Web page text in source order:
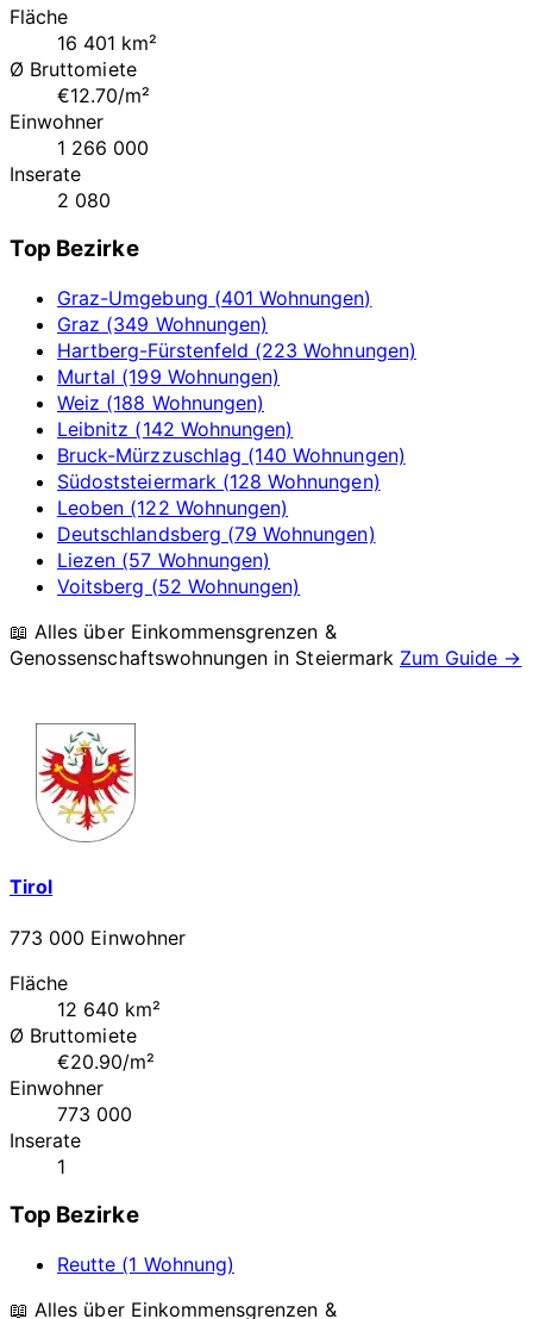
Fläche
16 401 km²
Ø Bruttomiete
€12.70/m²
Einwohner
1 266 000
Inserate
2 080
Top Bezirke
Graz-Umgebung (401 Wohnungen)
Graz (349 Wohnungen)
Hartberg-Fürstenfeld (223 Wohnungen)
Murtal (199 Wohnungen)
Weiz (188 Wohnungen)
Leibnitz (142 Wohnungen)
Bruck-Mürzzuschlag (140 Wohnungen)
Südoststeiermark (128 Wohnungen)
Leoben (122 Wohnungen)
Deutschlandsberg (79 Wohnungen)
Liezen (57 Wohnungen)
Voitsberg (52 Wohnungen)
📖 Alles über Einkommensgrenzen &
Genossenschaftswohnungen in Steiermark Zum Guide →
Tirol
773 000 Einwohner
Fläche
12 640 km²
Ø Bruttomiete
€20.90/m²
Einwohner
773 000
Inserate
1
Top Bezirke
Reutte (1 Wohnung)
📖 Alles über Einkommensgrenzen &